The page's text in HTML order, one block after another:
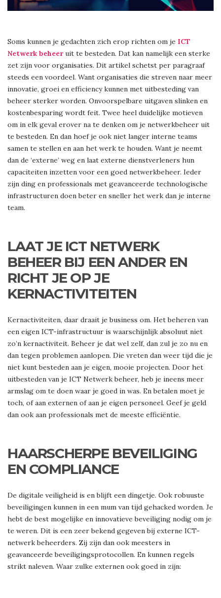
Soms kunnen je gedachten zich erop richten om je ICT
Netwerk beheeruit te besteden. Dat kan namelijk een sterke
zet zijn voor organisaties. Dit artikel schetst per paragraaf
steeds een voordeel. Want organisaties die streven naar meer
innovatie, groei en efficiency kunnen met uitbesteding van
beheer sterker worden. Onvoorspelbare uitgaven slinken en
kostenbesparing wordt feit. Twee heel duidelijke motieven
om in elk geval erover na te denken om je netwerkbeheer uit
te besteden. En dan hoef je ook niet langer interne teams
samen te stellen en aan het werk te houden. Want je neemt
dan de ‘externe’ weg en laat externe dienstverleners hun
capaciteiten inzetten voor een goed netwerkbeheer. Ieder
zijn ding en professionals met geavanceerde technologische
infrastructuren doen beter en sneller het werk dan je interne
team.
LAAT JE ICT NETWERK
BEHEER BIJ EEN ANDER EN
RICHT JE OP JE
KERNACTIVITEITEN
Kernactiviteiten, daar draait je business om. Het beheren van
een eigen ICT-infrastructuur is waarschijnlijk absoluut niet
zo’n kernactiviteit. Beheer je dat wel zelf, dan zul je zo nu en
dan tegen problemen aanlopen. Die vreten dan weer tijd die je
niet kunt besteden aan je eigen, mooie projecten. Door het
uitbesteden van je ICT Netwerk beheer, heb je ineens meer
armslag om te doen waar je goed in was. En betalen moet je
toch, of aan externen of aan je eigen personeel. Geef je geld
dan ook aan professionals met de meeste efficiëntie.
HAARSCHERPE BEVEILIGING
EN COMPLIANCE
De digitale veiligheid is en blijft een dingetje. Ook robuuste
beveiligingen kunnen in een mum van tijd gehacked worden. Je
hebt de best mogelijke en innovatieve beveiliging nodig om je
te weren. Dit is een zeer bekend gegeven bij externe ICT-
netwerk beheerders. Zij zijn dan ook meesters in
geavanceerde beveiligingsprotocollen. En kunnen regels
strikt naleven. Waar zulke externen ook goed in zijn: